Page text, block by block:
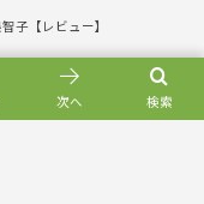
子【レビュー】
検索
次へ